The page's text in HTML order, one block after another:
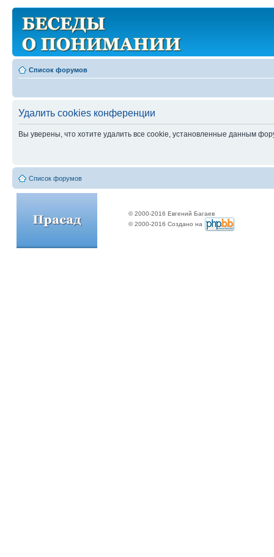
Список форумов
Удалить cookies конференции
Вы уверены, что хотите удалить все cookie, установленные данным
Список форумов
© 2000-2016 Евгений Багаев
© 2000-2016 Создано на